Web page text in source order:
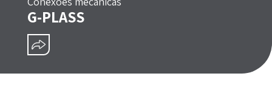
G-PLASS